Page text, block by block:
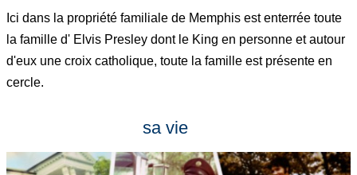
Ici dans la propriété familiale de Memphis est enterrée toute
la famille d' Elvis Presley dont le King en personne et autour
d'eux une croix catholique, toute la famille est présente en
cercle.
sa vie